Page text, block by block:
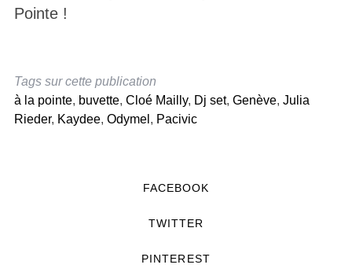
Pointe !
Tags sur cette publication
à la pointe, buvette, Cloé Mailly, Dj set, Genève, Julia
Rieder, Kaydee, Odymel , Pacivic
FACEBOOK
TWITTER
PINTEREST